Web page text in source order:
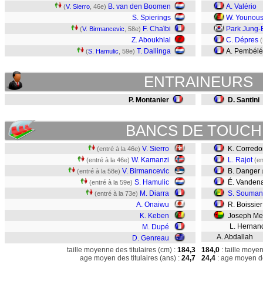
(V. Sierro , 46e) B. van den Boomen
S. Spierings
(V. Birmancevic , 58e) F. Chaïbi
Z. Aboukhlal
(S. Hamulic , 59e) T. Dallinga
A. Valério
W.
Park Jung-
C. Dépres
A.
ENTRAINEURS
P. Montanier D. Santini
BANCS DE
(entré à la 46e) V. Sierro
(entré à la 46e) W. Kamanzi
(entré à la 58e) V. Birmancevic
(entré à la 59e) S. Hamulic
(entré à la 73e) M. Diarra
A. Onaiwu
K. Keben
M. Dupé
D. Genreau
K.
L. Rajot
B. Danger
É.
S.
R. Boissier
Joseph
L.
A. Abdallah
taille moyenne des titulaires (cm) : 184,3
age moyen des titulaires (ans) : 24,7
184,0 : taille
24,4 : age moyen